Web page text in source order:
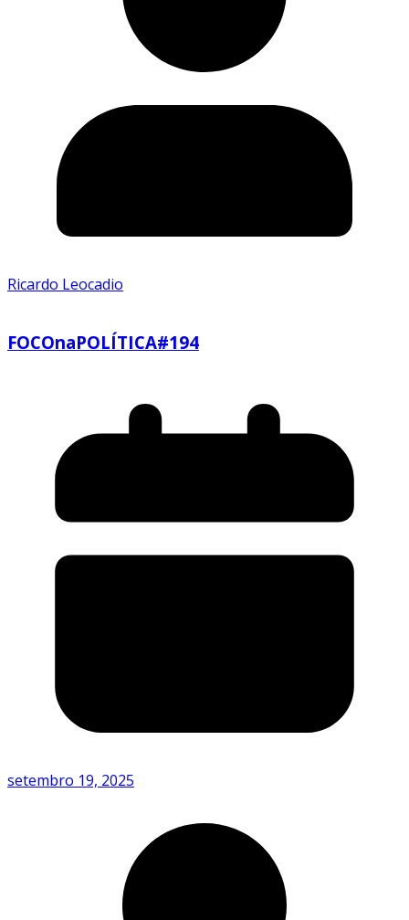
Ricardo Leocadio
FOCOnaPOLÍTICA#194
setembro 19, 2025